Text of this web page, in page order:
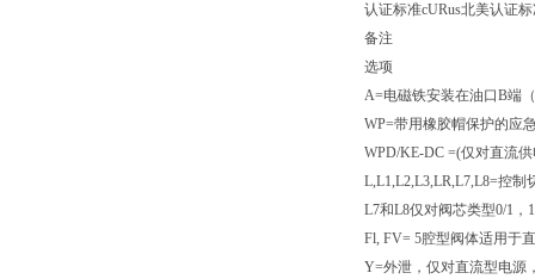
认证标准cURus北美认证
备注
选项
A=电磁铁安装在油口B端
WP=带用橡胶帽保护的应
WPD/KE-DC =(仅对直流
L,L1,L2,L3,LR,L7,L8=控
L7和L8仅对阀芯类型0/1，
Fl, FV= 5腔型阀体适用于
Y=外泄，仅对直流型电源